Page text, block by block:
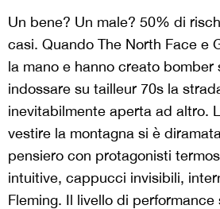
Un bene? Un male? 50% di
casi. Quando The North Face e
la mano e hanno creato bomber
indossare su tailleur 70s la
inevitabilmente aperta ad altro.
vestire la montagna si è
pensiero con protagonisti
intuitive, cappucci invisibili,
Fleming. Il livello di